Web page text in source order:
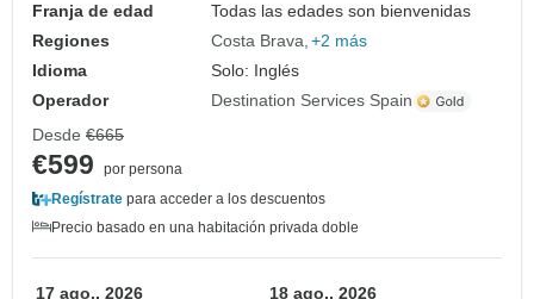
Franja de edad
Todas las edades son bienvenidas
Regiones
Costa Brava +2 más
Idioma
Solo: Inglés
Operador
Destination Services Spain
Desde €665
€599
por persona
Regístrate para acceder a los descuentos
Precio basado en una habitación privada doble
17 ago., 2026 18 ago., 2026